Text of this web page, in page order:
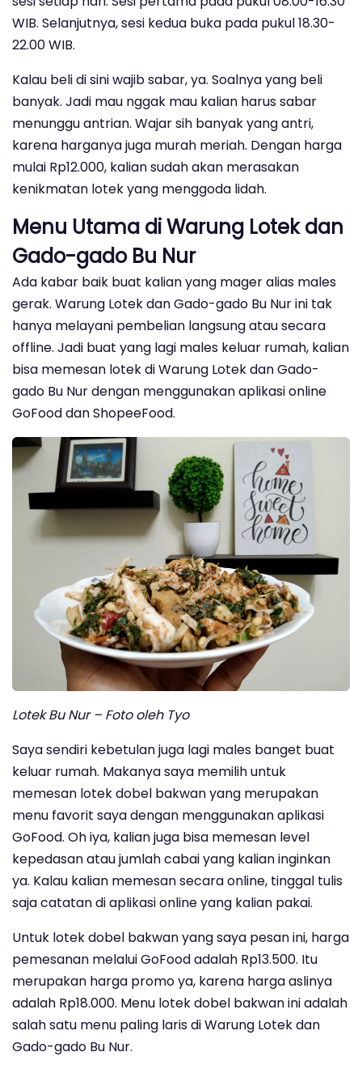
WIB. Selanjutnya, sesi kedua buka pada pukul 18.30-
22.00 WIB.
Kalau beli di sini wajib sabar, ya. Soalnya yang beli
banyak. Jadi mau nggak mau kalian harus sabar
menunggu antrian. Wajar sih banyak yang antri,
karena harganya juga murah meriah. Dengan harga
mulai Rp12.000, kalian sudah akan merasakan
kenikmatan lotek yang menggoda lidah.
Menu Utama di Warung Lotek dan
Gado-gado Bu Nur
Ada kabar baik buat kalian yang mager alias males
gerak. Warung Lotek dan Gado-gado Bu Nur ini tak
hanya melayani pembelian langsung atau secara
offline. Jadi buat yang lagi males keluar rumah, kalian
bisa memesan lotek di Warung Lotek dan Gado-
gado Bu Nur dengan menggunakan aplikasi online
GoFood dan ShopeeFood.
Lotek Bu Nur – Foto oleh Tyo
Saya sendiri kebetulan juga lagi males banget buat
keluar rumah. Makanya saya memilih untuk
memesan lotek dobel bakwan yang merupakan
menu favorit saya dengan menggunakan aplikasi
GoFood. Oh iya, kalian juga bisa memesan level
kepedasan atau jumlah cabai yang kalian inginkan
ya. Kalau kalian memesan secara online, tinggal tulis
saja catatan di aplikasi online yang kalian pakai.
Untuk lotek dobel bakwan yang saya pesan ini, harga
pemesanan melalui GoFood adalah Rp13.500. Itu
merupakan harga promo ya, karena harga aslinya
adalah Rp18.000. Menu lotek dobel bakwan ini adalah
salah satu menu paling laris di Warung Lotek dan
Gado-gado Bu Nur.